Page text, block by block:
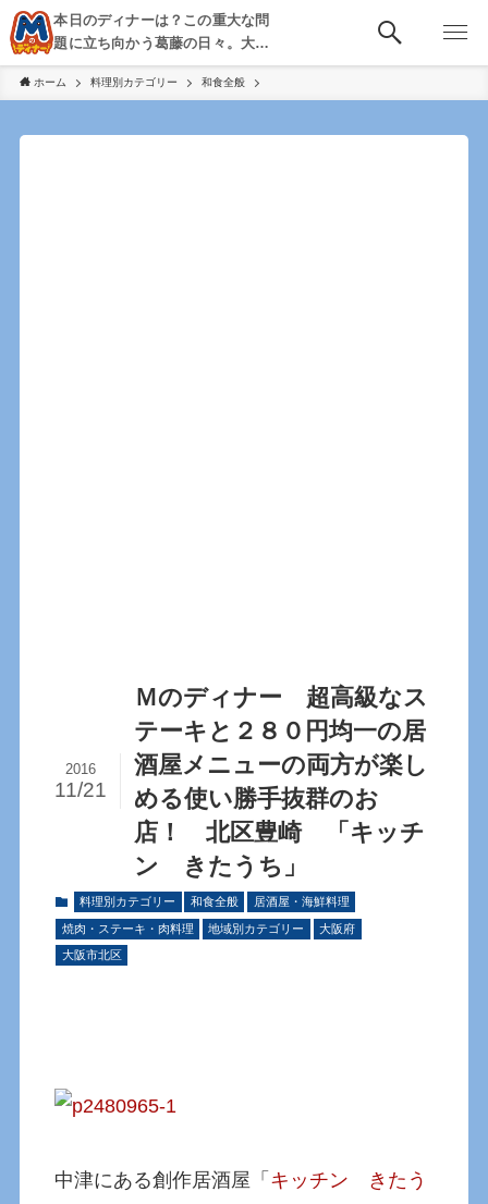
本日のディナーは？この重大な問
題に立ち向かう葛藤の日々。大
阪・京都・神戸を中心とした食べ
歩き、飲み歩きを綴る。
ホーム 料理別カテゴリー 和食全般
Ｍのディナー 超高級なス
テーキと２８０円均一の居
酒屋メニューの両方が楽し
める使い勝手抜群のお
店！ 北区豊崎 「キッチ
ン きたうち」
2016
11/21
料理別カテゴリー 和食全般 居酒屋・海鮮料理
焼肉・ステーキ・肉料理 地域別カテゴリー 大阪府
大阪市北区
中津にある創作居酒屋「 キッチン きたう